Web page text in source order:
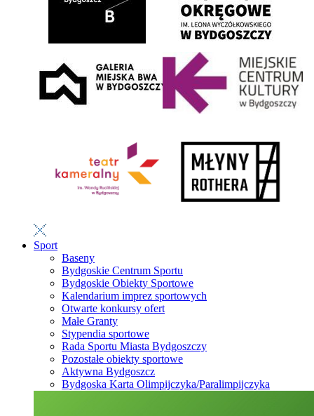
Sport
Baseny
Bydgoskie Centrum Sportu
Bydgoskie Obiekty Sportowe
Kalendarium imprez sportowych
Otwarte konkursy ofert
Małe Granty
Stypendia sportowe
Rada Sportu Miasta Bydgoszczy
Pozostałe obiekty sportowe
Aktywna Bydgoszcz
Bydgoska Karta Olimpijczyka/Paralimpijczyka